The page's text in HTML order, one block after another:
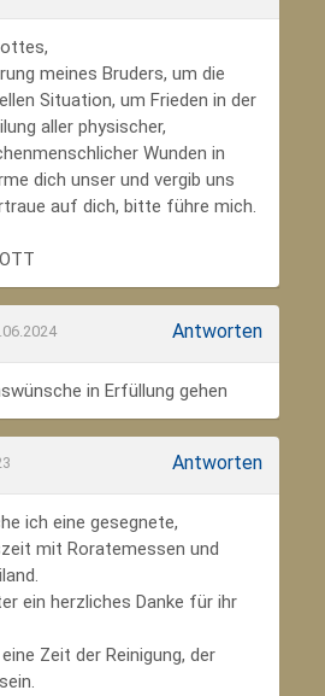
meines Bruders, um die
Situation, um Frieden in der
aller physischer,
Wunden in
dich unser und vergib uns
auf dich, bitte führe mich.
Antworten
in Erfüllung gehen
Antworten
ich eine gesegnete,
mit Roratemessen und
ein herzliches Danke für ihr
Zeit der Reinigung, der